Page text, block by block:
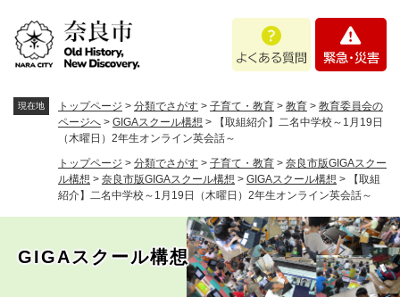
あ
問
・
現在地 トップページ > 分類でさがす > 子育て・教育 > 教育 > 教育委員会の
ページへ > GIGAスクール構想 >
【取組紹介】二名中学校～1月19日
（木曜日）2年生オンライン英会話～
トップページ > 分類でさがす > 子育て・教育 > 奈良市版GIGAスクー
ル構想 > 奈良市版GIGAスクール構想 > GIGAスクール構想 >
【取組
紹介】二名中学校～1月19日（木曜日）2年生オンライン英会話～
GIGAスクール構想